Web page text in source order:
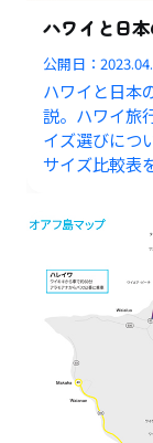
ハワイと日
公開日：
ハワイと日本
説。ハワイ旅
イズ選びにつ
サイズ比較表